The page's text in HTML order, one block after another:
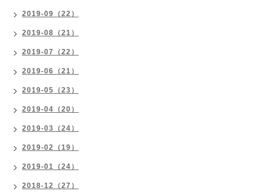
2019-09（22）
2019-08（21）
2019-07（22）
2019-06（21）
2019-05（23）
2019-04（20）
2019-03（24）
2019-02（19）
2019-01（24）
2018-12（27）